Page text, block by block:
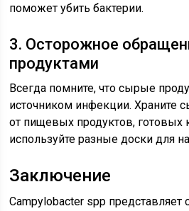
поможет убить бактерии.
3. Осторожное
продуктами
Всегда помните, что сырые
источником инфекции. Храните
от пищевых продуктов, готовых
используйте разные доски для
Заключение
Campylobacter spp представляет